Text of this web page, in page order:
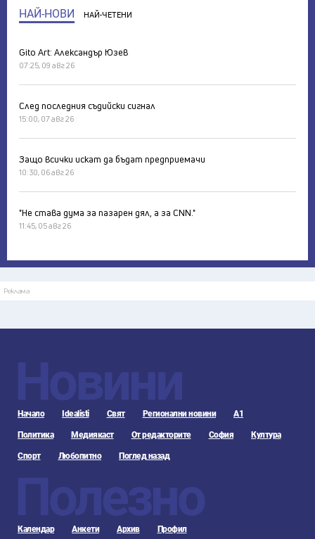
НАЙ-НОВИ НАЙ-ЧЕТЕНИ
Gito Art: Александър Юзев
07:25, 09 авг 26
След последния съдийски сигнал
15:00, 07 авг 26
Защо всички искат да бъдат предприемачи
10:30, 06 авг 26
"Не става дума за пазарен дял, а за CNN."
11:45, 05 авг 26
Реклама
Новини
Начало Idealisti Свят Регионални новини А1
Политика Медиякаст От редакторите София Култура
Спорт Любопитно Поглед назад
Полезно
Календар Анкети Архив Профил